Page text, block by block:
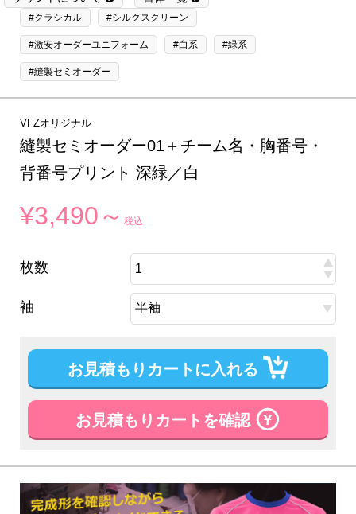
#クラシカル #シルクスクリーン
#激安オーダーユニフォーム #白系 #緑系
#縫製セミオーダー
VFZオリジナル
縫製セミオーダー01＋チーム名・胸番号・
背番号プリント 深緑／白
¥3,490～税込
枚数
袖
お見積もりカートに入れる
お見積もりカートを確認